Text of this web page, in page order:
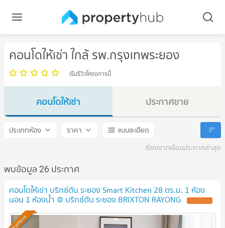
คอนโดให้เช่า ใกล้ รพ.กรุงเทพระยอง
เริ่มรีวิวโครงการนี้
คอนโดให้เช่า
รพ.กรุงเทพระยอง
ประกาศขาย
รพ.กรุงเทพระยอง
ประเภทห้อง ราคา
แบบละเอียด
เรียงจากเลื่อนประกาศล่าสุด
พบข้อมูล 26 ประกาศ
คอนโดให้เช่า บริกซ์ตัน ระยอง Smart Kitchen 28 ตร.ม. 1 ห้อง
นอน 1 ห้องน้ำ @ บริกซ์ตัน ระยอง BRIXTON RAYONG
Premium